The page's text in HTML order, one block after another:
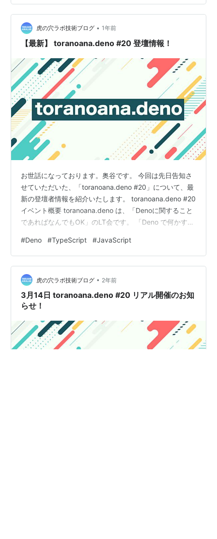
虎の穴ラボ技術ブログ • 1年前
【最新】 toranoana.deno #20 登壇情報！
お世話になっております。奥谷です。 今回は先日告知さ
せていただいた、「toranoana.deno #20」について、最
新の登壇者情報を紹介いたします。 toranoana.deno #20
イベント概要 toranoana.deno は、「Denoに関すること
であればなんでもOK」のLT会です。 「Deno で何かす
で何かする」や「Fresh(Deno 向けWeb フレームワーク)
で何かする」「Denoを使ってシステムの開発をした」な
ど、Deno の発展に合わせて、セッションの内容も広がっ
ています。 yumenosora.connp…
#Deno #TypeScript #JavaScript
虎の穴ラボ技術ブログ • 2年前
3月14日 toranoana.deno #20 リアル開催のお知
らせ！